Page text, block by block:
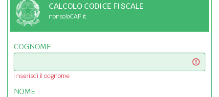
CALCOLO CODICE FISCALE
nonsoloCAP.it
COGNOME
Inserisci il cognome
NOME